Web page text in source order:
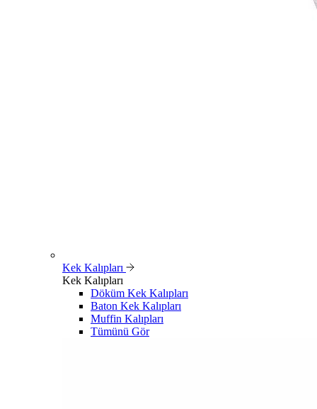
Kek Kalıpları
Kek Kalıpları
Döküm Kek Kalıpları
Baton Kek Kalıpları
Muffin Kalıpları
Tümünü Gör